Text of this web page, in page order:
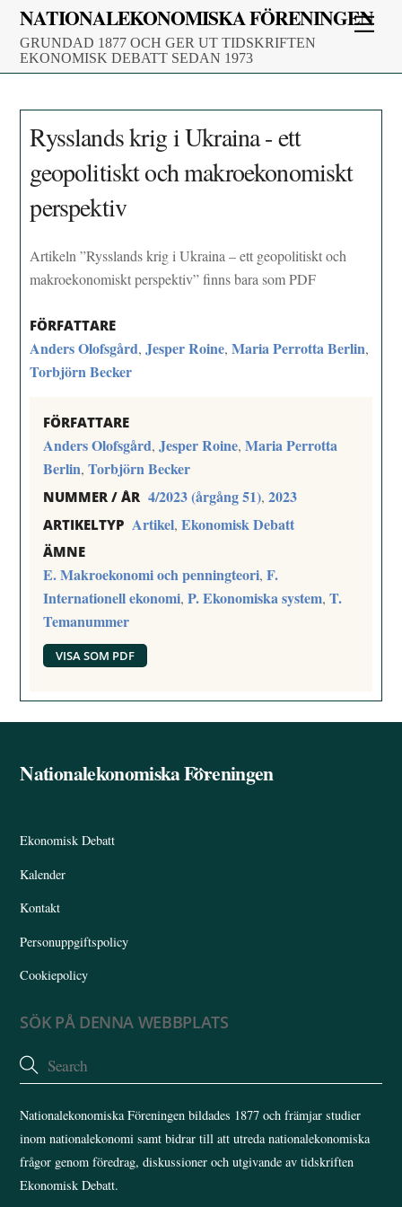
Skip
content
NATIONALEKONOMISKA FÖRENINGEN
GRUNDAD 1877 OCH GER UT TIDSKRIFTEN
EKONOMISK DEBATT SEDAN 1973
Rysslands krig i Ukraina - ett
geopolitiskt och makroekonomiskt
perspektiv
Artikeln ”Rysslands krig i Ukraina – ett geopolitiskt och
makroekonomiskt perspektiv” finns bara som PDF
FÖRFATTARE
Anders Olofsgård,Jesper Roine,Maria Perrotta Berlin,
Torbjörn Becker
FÖRFATTARE
Anders Olofsgård,Jesper Roine,Maria Perrotta
Berlin,Torbjörn Becker
NUMMER / ÅR 4/2023 (årgång 51),2023
ARTIKELTYP Artikel,Ekonomisk Debatt
ÄMNE
E. Makroekonomi och penningteori,F.
Internationell ekonomi,P. Ekonomiska system,T.
Temanummer
VISA SOM PDF
Back
Nationalekonomiska Föreningen
Ekonomisk Debatt
Kalender
Kontakt
Personuppgiftspolicy
Cookiepolicy
SÖK PÅ DENNA WEBBPLATS
Nationalekonomiska Föreningen bildades 1877 och främjar studier
inom nationalekonomi samt bidrar till att utreda nationalekonomiska
frågor genom föredrag, diskussioner och utgivande av tidskriften
Ekonomisk Debatt.